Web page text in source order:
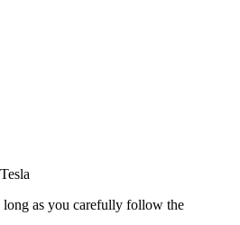
long as you carefully follow the